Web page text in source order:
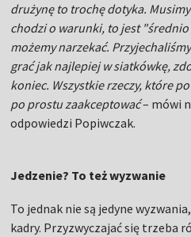
drużynę to trochę dotyka.
chodzi o warunki, to jest
możemy narzekać.
grać jak najlepiej w siatkówkę,
koniec. Wszystkie rzeczy, które
po prostu zaakceptować– mówi
odpowiedzi Popiwczak.
Jedzenie? To też wyzwanie
To jednak nie są jedyne
kadry. Przyzwyczajać się trzeba